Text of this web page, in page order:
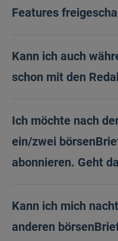
Features
Kann ich auch
Ich möchte nach
ein/zwei
abonnieren. Geht
Kann ich mich